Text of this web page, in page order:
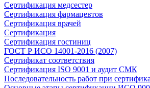
Сертификация медсестер
Сертификация фармацевтов
Сертификация врачей
Сертификация
Сертификация гостиниц
ГОСТ Р ИСО 14001-2016 (2007)
Сертификат соответствия
Сертификация ISO 9001 и аудит СМК
Последовательность работ при